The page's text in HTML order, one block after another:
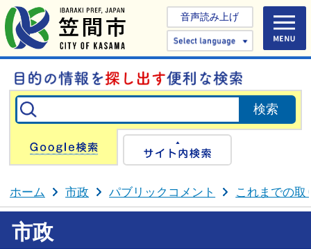
音声読み上げ
Select
Google検索
ホーム 市政 パブリックコメント これまでの取
市政